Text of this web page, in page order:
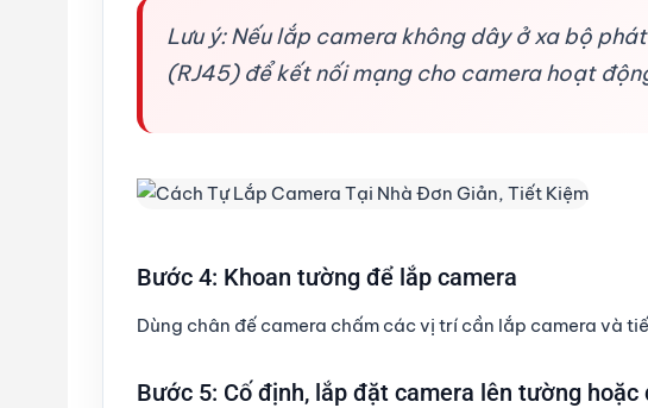
Lưu ý: Nếu lắp camera không dây ở xa bộ
(RJ45) để kết nối mạng cho camera hoạt
Bước 4: Khoan tường để lắp camera
Dùng chân đế camera chấm các vị trí cần lắp camera và
Bước 5: Cố định, lắp đặt camera lên tường hoặc